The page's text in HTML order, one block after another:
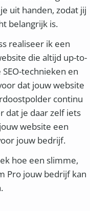
uit handen, zodat jij
belangrijk is.
realiseer ik een
die altijd up-to-
technieken en
dat jouw website
continu
dat je daar zelf iets
website een
jouw bedrijf.
hoe een slimme,
Pro jouw bedrijf kan